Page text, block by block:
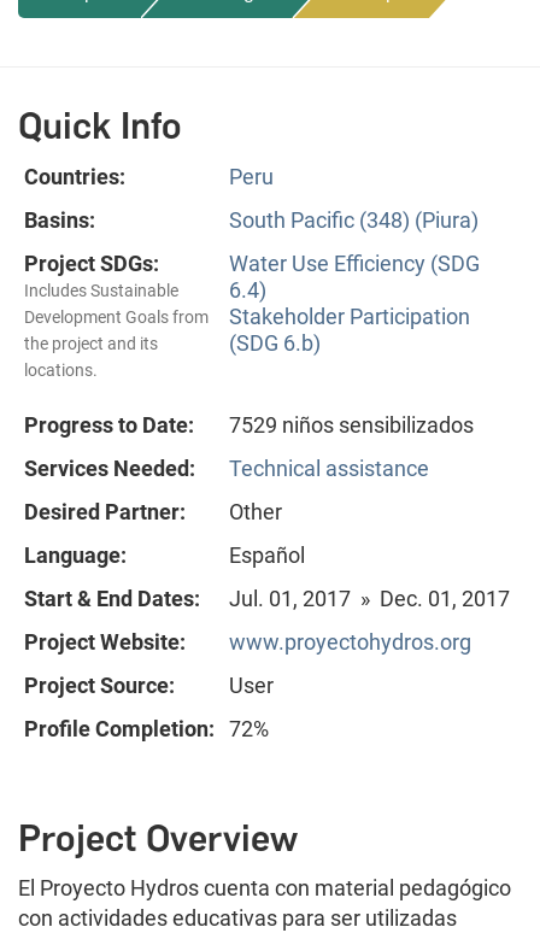
Quick Info
Countries:
Peru
Basins:
South Pacific (348) (Piura)
Project SDGs:
Includes Sustainable
Development Goals from
the project and its
locations.
Water Use Efficiency (SDG
6.4)
Stakeholder Participation
(SDG 6.b)
Progress to Date:
7529 niños sensibilizados
Services Needed:
Technical assistance
Desired Partner:
Other
Language:
Español
Start & End Dates:
Jul. 01, 2017 » Dec. 01, 2017
Project Website:
www.proyectohydros.org
Project Source:
User
Profile Completion:
72%
Project Overview
El Proyecto Hydros cuenta con material pedagógico
con actividades educativas para ser utilizadas